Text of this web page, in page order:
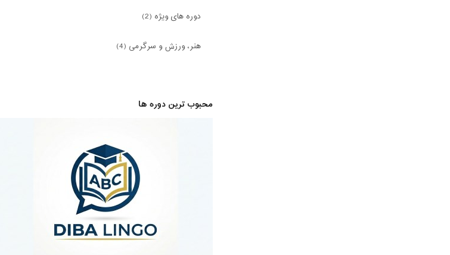
دوره های ویژه (2)
هنر، ورزش و سرگرمی (4)
محبوب ترین دوره ها